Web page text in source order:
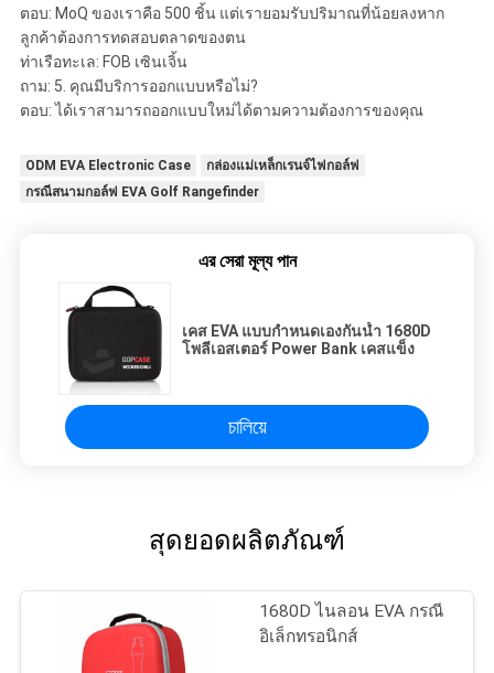
ตอบ: MoQ ของเราคือ 500 ชิ้น แต่เรายอมรับปริมาณที่น้อยลงหาก
ลูกค้าต้องการทดสอบตลาดของตน
ท่าเรือทะเล: FOB เซินเจิ้น
ถาม: 5. คุณมีบริการออกแบบหรือไม่?
ตอบ: ได้เราสามารถออกแบบใหม่ได้ตามความต้องการของคุณ
ODM EVA Electronic Case
กล่องแม่เหล็กเรนจ์ไฟกอล์ฟ
กรณีสนามกอล์ฟ EVA Golf Rangefinder
এর সেরা মূল্য পান
เคส EVA แบบกำหนดเองกันน้ำ 1680D
โพลีเอสเตอร์ Power Bank เคสแข็ง
চালিয়ে
สุดยอดผลิตภัณฑ์
1680D ไนลอน EVA กรณี
อิเล็กทรอนิกส์